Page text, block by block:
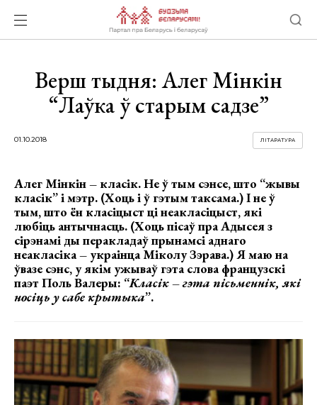
Верш тыдня: Алег Мінкін
“Лаўка ў старым садзе”
01.10.2018 ЛІТАРАТУРА
Алег Мінкін – класік. Не ў тым сэнсе, што “жывы
класік” і мэтр. (Хоць і ў гэтым таксама.) І не ў
тым, што ён класіцыст ці неакласіцыст, які
любіць антычнасць. (Хоць пісаў пра Адысея з
сірэнамі ды перакладаў прынамсі аднаго
неакласіка – украінца Міколу Зэрава.) Я маю на
ўвазе сэнс, у якім ужываў гэта слова французскі
паэт Поль Валеры: “Класік – гэта пісьменнік, які
носіць у сабе крытыка”.